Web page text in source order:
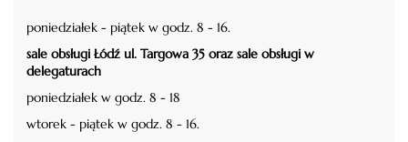
poniedziałek - piątek w godz. 8 - 16.
sale obsługi Łódź ul. Targowa 35 oraz sale obsługi w
delegaturach
poniedziałek w godz. 8 - 18
wtorek - piątek w godz. 8 - 16.